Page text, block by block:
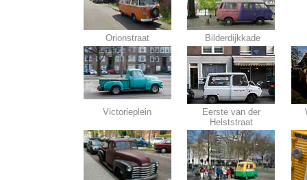
Orionstraat Bilderdijkkade
Victorieplein
Eerste van der
Helststraat